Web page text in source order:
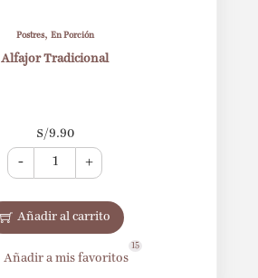
Postres, En Porción
Alfajor Tradicional
S/9.90
- +
Añadir al carrito
Añadir a mis favoritos
15